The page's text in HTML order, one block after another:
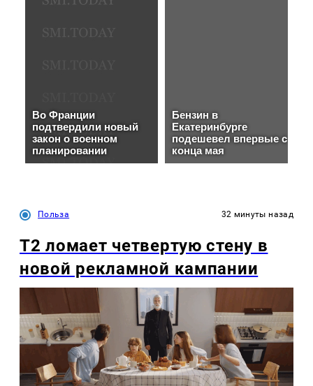
Польза 32 минуты назад
Т2 ломает четвертую стену в
новой рекламной кампании